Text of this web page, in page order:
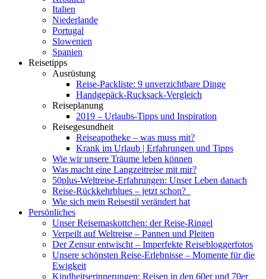
Italien
Niederlande
Portugal
Slowenien
Spanien
Reisetipps
Ausrüstung
Reise-Packliste: 9 unverzichtbare Dinge
Handgepäck-Rucksack-Vergleich
Reiseplanung
2019 – Urlaubs-Tipps und Inspiration
Reisegesundheit
Reiseapotheke – was muss mit?
Krank im Urlaub | Erfahrungen und Tipps
Wie wir unsere Träume leben können
Was macht eine Langzeitreise mit mir?
50plus-Weltreise-Erfahrungen: Unser Leben danach
Reise-Rückkehrblues – jetzt schon?
Wie sich mein Reisestil verändert hat
Persönliches
Unser Reisemaskottchen: der Reise-Ringel
Verpeilt auf Weltreise – Pannen und Pleiten
Der Zensur entwischt – Imperfekte Reisebloggerfotos
Unsere schönsten Reise-Erlebnisse – Momente für die
Ewigkeit
Kindheitserinnerungen: Reisen in den 60er und 70er